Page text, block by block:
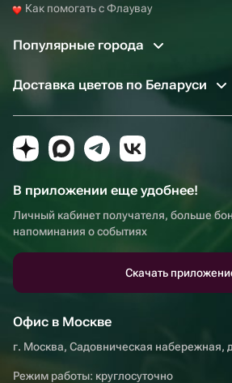
Как помогать с Флаувау
Популярные города
Доставка цветов по Беларуси
В приложении еще удобнее!
Личный кабинет получателя, больше
напоминания о событиях
Скачать
Офис в Москве
г. Москва, Садовническая набережная,
Режим работы: круглосуточно